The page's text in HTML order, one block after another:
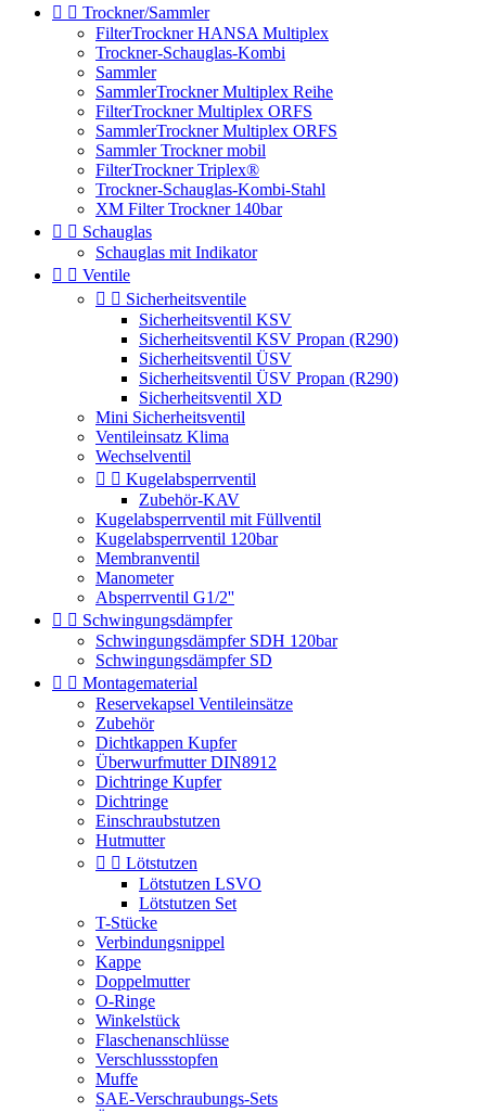
  Trockner/Sammler
FilterTrockner HANSA Multiplex
Trockner-Schauglas-Kombi
Sammler
SammlerTrockner Multiplex Reihe
FilterTrockner Multiplex ORFS
SammlerTrockner Multiplex ORFS
Sammler Trockner mobil
FilterTrockner Triplex®
Trockner-Schauglas-Kombi-Stahl
XM Filter Trockner 140bar
  Schauglas
Schauglas mit Indikator
  Ventile
  Sicherheitsventile
Sicherheitsventil KSV
Sicherheitsventil KSV Propan (R290)
Sicherheitsventil ÜSV
Sicherheitsventil ÜSV Propan (R290)
Sicherheitsventil XD
Mini Sicherheitsventil
Ventileinsatz Klima
Wechselventil
  Kugelabsperrventil
Zubehör-KAV
Kugelabsperrventil mit Füllventil
Kugelabsperrventil 120bar
Membranventil
Manometer
Absperrventil G1/2''
  Schwingungsdämpfer
Schwingungsdämpfer SDH 120bar
Schwingungsdämpfer SD
  Montagematerial
Reservekapsel Ventileinsätze
Zubehör
Dichtkappen Kupfer
Überwurfmutter DIN8912
Dichtringe Kupfer
Dichtringe
Einschraubstutzen
Hutmutter
  Lötstutzen
Lötstutzen LSVO
Lötstutzen Set
T-Stücke
Verbindungsnippel
Kappe
Doppelmutter
O-Ringe
Winkelstück
Flaschenanschlüsse
Verschlussstopfen
Muffe
SAE-Verschraubungs-Sets